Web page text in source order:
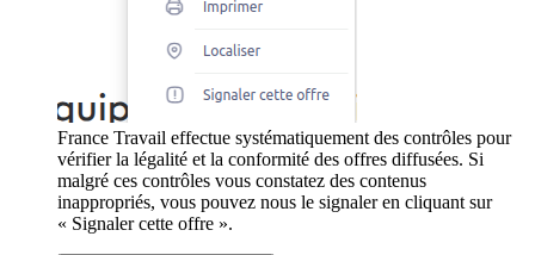
France Travail effectue systématiquement des contrôles pour
vérifier la légalité et la conformité des offres diffusées. Si
malgré ces contrôles vous constatez des contenus
inappropriés, vous pouvez nous le signaler en cliquant sur
« Signaler cette offre ».